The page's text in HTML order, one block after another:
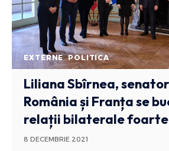
EXTERNE POLITICA
Liliana Sbîrnea,
România și Franța se
relații bilaterale foarte
8 DECEMBRIE 2021